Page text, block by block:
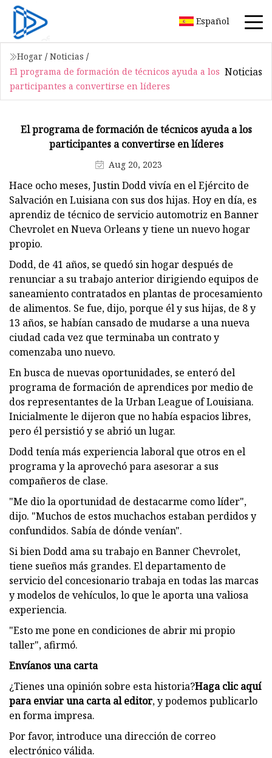
Español
Hogar / Noticias /
El programa de formación de técnicos ayuda a los
participantes a convertirse en líderes
Noticias
El programa de formación de técnicos ayuda a los
participantes a convertirse en líderes
Aug 20, 2023
Hace ocho meses, Justin Dodd vivía en el Ejército de
Salvación en Luisiana con sus dos hijas. Hoy en día, es
aprendiz de técnico de servicio automotriz en Banner
Chevrolet en Nueva Orleans y tiene un nuevo hogar
propio.
Dodd, de 41 años, se quedó sin hogar después de
renunciar a su trabajo anterior dirigiendo equipos de
saneamiento contratados en plantas de procesamiento
de alimentos. Se fue, dijo, porque él y sus hijas, de 8 y
13 años, se habían cansado de mudarse a una nueva
ciudad cada vez que terminaba un contrato y
comenzaba uno nuevo.
En busca de nuevas oportunidades, se enteró del
programa de formación de aprendices por medio de
dos representantes de la Urban League of Louisiana.
Inicialmente le dijeron que no había espacios libres,
pero él persistió y se abrió un lugar.
Dodd tenía más experiencia laboral que otros en el
programa y la aprovechó para asesorar a sus
compañeros de clase.
"Me dio la oportunidad de destacarme como líder",
dijo. "Muchos de estos muchachos estaban perdidos y
confundidos. Sabía de dónde venían".
Si bien Dodd ama su trabajo en Banner Chevrolet,
tiene sueños más grandes. El departamento de
servicio del concesionario trabaja en todas las marcas
y modelos de vehículos, lo que le aporta una valiosa
experiencia.
"Esto me pone en condiciones de abrir mi propio
taller", afirmó.
Envíanos una carta
¿Tienes una opinión sobre esta historia?Haga clic aquí
para enviar una carta al editor, y podemos publicarlo
en forma impresa.
Por favor, introduce una dirección de correo
electrónico válida.